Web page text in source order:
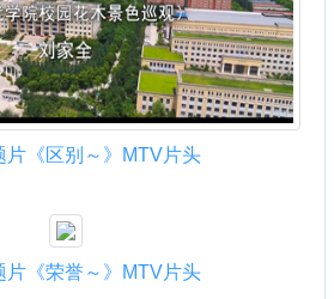
片《区别～》MTV片头
片《荣誉～》MTV片头